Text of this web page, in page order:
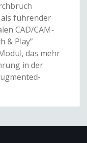
führender
CAD/CAM-
& Play”
das mehr
in der